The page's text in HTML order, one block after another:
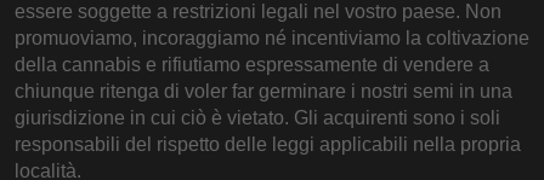
essere soggette a restrizioni legali nel vostro paese. Non
promuoviamo, incoraggiamo né incentiviamo la coltivazione
della cannabis e rifiutiamo espressamente di vendere a
chiunque ritenga di voler far germinare i nostri semi in una
giurisdizione in cui ciò è vietato. Gli acquirenti sono i soli
responsabili del rispetto delle leggi applicabili nella propria
località.